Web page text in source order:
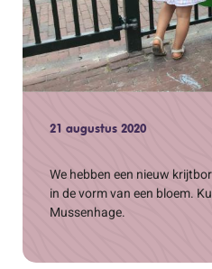
21 augustus 2020
We hebben een nieuw
in de vorm van een bloem.
Mussenhage.